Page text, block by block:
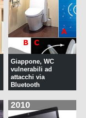
Giappone, WC
vulnerabili ad
attacchi via
Bluetooth
2010